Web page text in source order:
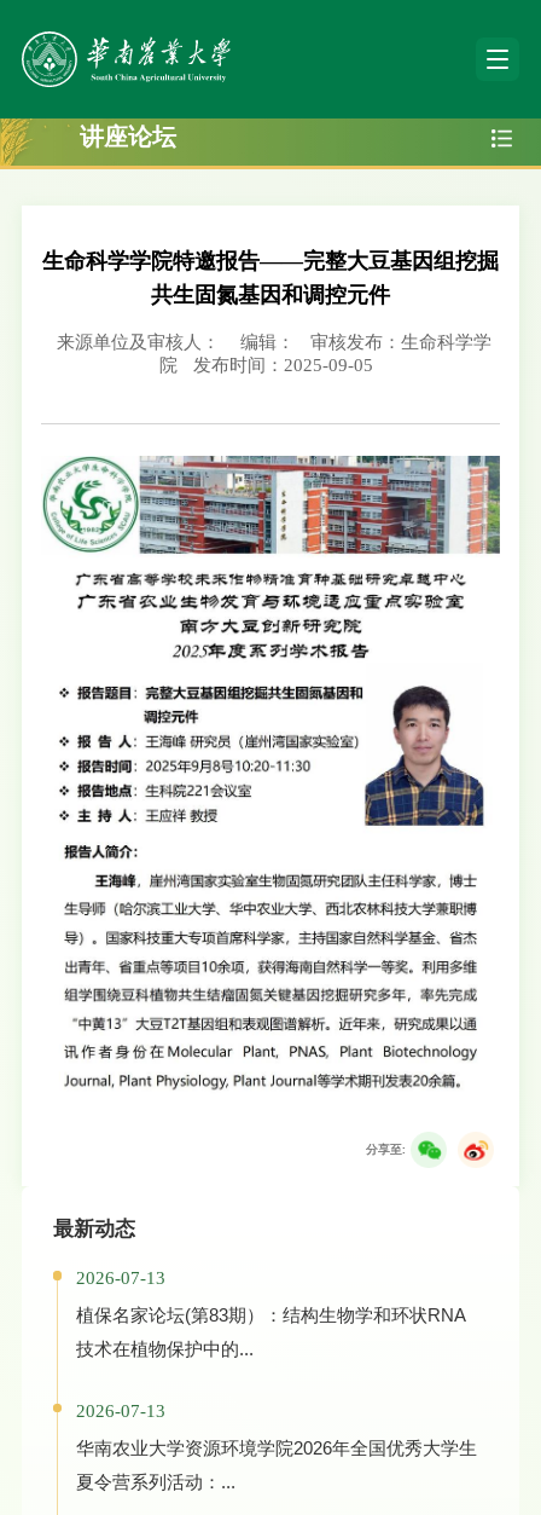
讲座论坛
生命科学学院特邀报告——完整大豆基因组挖掘
共生固氮基因和调控元件
来源单位及审核人： 编辑：
审核发布：生命科学学
院
发布时间：2025-09-05
分享至:
最新动态
2026-07-13
植保名家论坛(第83期）：结构生物学和环状RNA
技术在植物保护中的...
2026-07-13
华南农业大学资源环境学院2026年全国优秀大学生
夏令营系列活动：...